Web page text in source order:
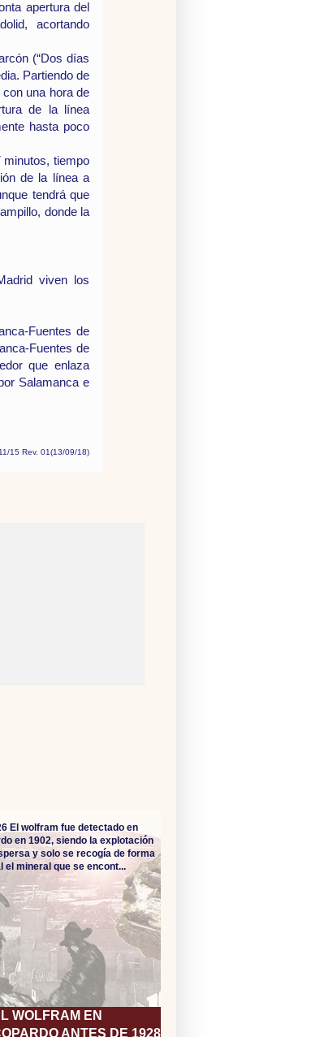
apertura del
acortando
(“Dos días
Partiendo de
una hora de
de la línea
hasta poco
minutos, tiempo
de la línea a
tendrá que
donde la
viven los
Fuentes de
Fuentes de
que enlaza
Salamanca e
15 Rev. 01(13/09/18)
WOLFRAM EN
ANTES DE 1928
El wolfram fue detectado en
en 1902, siendo la explotación
y solo se recogía de forma
el mineral que se encont...